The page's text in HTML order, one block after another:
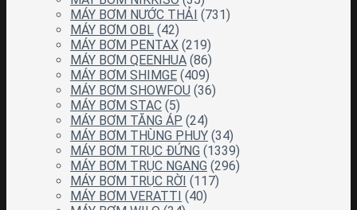
MÁY BƠM NƯỚC THẢI (731)
MÁY BƠM OBL (42)
MÁY BƠM PENTAX (219)
MÁY BƠM QEENHUA (86)
MÁY BƠM SHIMGE (409)
MÁY BƠM SHOWFOU (36)
MÁY BƠM STAC (5)
MÁY BƠM TĂNG ÁP (24)
MÁY BƠM THÙNG PHUY (34)
MÁY BƠM TRỤC ĐỨNG (1339)
MÁY BƠM TRỤC NGANG (296)
MÁY BƠM TRỤC RỜI (117)
MÁY BƠM VERATTI (40)